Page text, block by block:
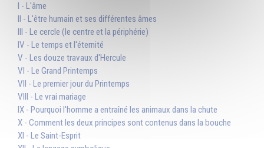
I - L'âme
II - L'être humain et ses différentes âmes
III - Le cercle (le centre et la périphérie)
IV - Le temps et l'éternité
V - Les douze travaux d'Hercule
VI - Le Grand Printemps
VII - Le premier jour du Printemps
VIII - Le vrai mariage
IX - Pourquoi l'homme a entraîné les animaux dans la chute
X - Comment les deux principes sont contenus dans la bouche
XI - Le Saint-Esprit